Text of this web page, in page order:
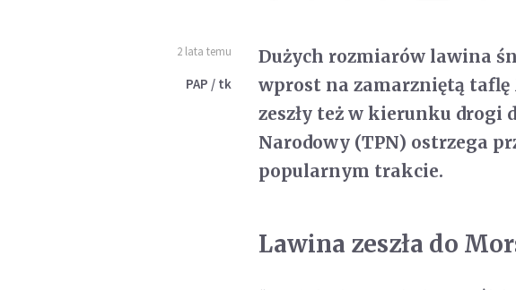
2 lata temu
PAP / tk
Dużych rozmiarów lawina
wprost na zamarzniętą
zeszły też w kierunku drogi
Narodowy (TPN) ostrzega
popularnym trakcie.
Lawina zeszła do